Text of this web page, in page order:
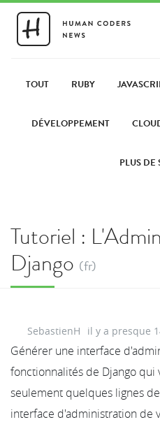
TOUT RUBY
DÉVELOPPEMENT
PLUS DE
Tutoriel :
Django (fr)
SebastienH il y a presque
Générer une interface
fonctionnalités de Django qui
seulement quelques lignes
interface d'administration de